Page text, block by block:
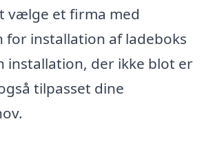
vælge et firma med
for installation af ladeboks
installation, der ikke blot er
tilpasset dine